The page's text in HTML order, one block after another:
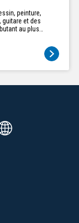
peinture,
guitare et des
au plus